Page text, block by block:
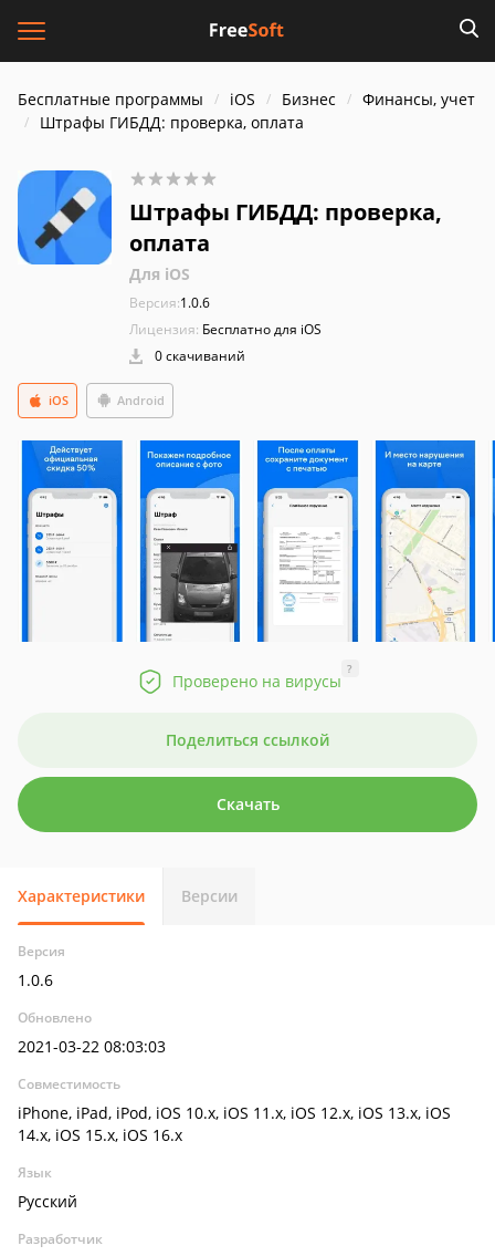
Бесплатные программы iOS Бизнес
Финансы, учет
Штрафы ГИБДД: проверка, оплат‪а
Штрафы ГИБДД: проверка,
оплат‪а
Для iOS
Версия:1.0.6
Лицензия: Бесплатно для iOS
0 скачиваний
Android
iOS
Проверено на вирусы
?
Поделиться ссылкой
Скачать
Характеристики Версии
Версия
1.0.6
Обновлено
2021-03-22 08:03:03
Совместимость
iPhone, iPad, iPod, iOS 10.x, iOS 11.x, iOS 12.x, iOS 13.x, iOS
14.x, iOS 15.x, iOS 16.x
Язык
Русский
Разработчик